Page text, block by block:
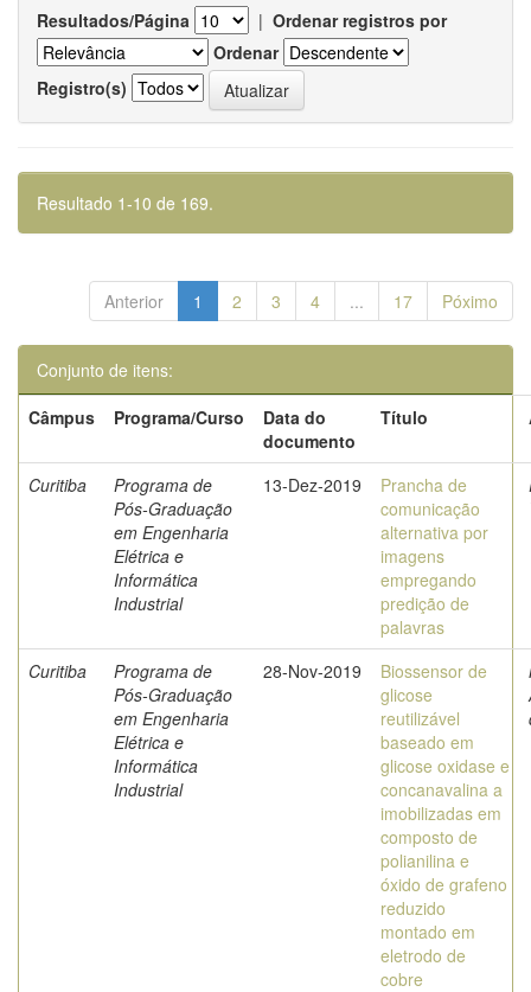
Resultados/Página | Ordenar registros por
Ordenar
Registro(s)
Resultado 1-10 de 169.
Anterior 1 2 3 4 ... 17 Póximo
Conjunto de itens:
Câmpus
Programa/Curso
Data do
documento
Título
Curitiba
Programa de
Pós-Graduação
em Engenharia
Elétrica e
Informática
Industrial
13-Dez-2019
Prancha de
comunicação
alternativa por
imagens
empregando
predição de
palavras
Curitiba
Programa de
Pós-Graduação
em Engenharia
Elétrica e
Informática
Industrial
28-Nov-2019
Biossensor de
glicose
reutilizável
baseado em
glicose oxidase e
concanavalina a
imobilizadas em
composto de
polianilina e
óxido de grafeno
reduzido
montado em
eletrodo de
cobre